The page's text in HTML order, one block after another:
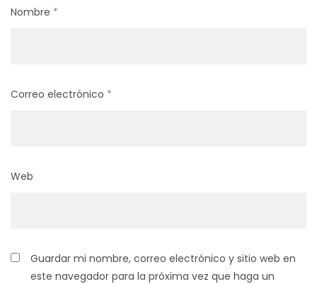
Nombre *
Correo electrónico *
Web
Guardar mi nombre, correo electrónico y sitio web en
este navegador para la próxima vez que haga un